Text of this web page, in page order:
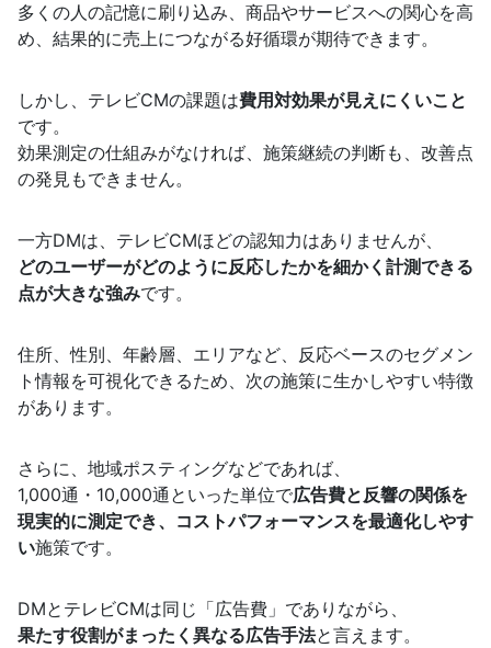
多くの人の記憶に刷り込み、商品やサービスへの関心を高
め、結果的に売上につながる好循環が期待できます。
しかし、テレビCMの課題は費用対効果が見えにくいこと
です。
効果測定の仕組みがなければ、施策継続の判断も、改善点
の発見もできません。
一方DMは、テレビCMほどの認知力はありませんが、
どのユーザーがどのように反応したかを細かく計測できる
点が大きな強みです。
住所、性別、年齢層、エリアなど、反応ベースのセグメン
ト情報を可視化できるため、次の施策に生かしやすい特徴
があります。
さらに、地域ポスティングなどであれば、
1,000通・10,000通といった単位で広告費と反響の関係を
現実的に測定でき、コストパフォーマンスを最適化しやす
い施策です。
DMとテレビCMは同じ「広告費」でありながら、
果たす役割がまったく異なる広告手法と言えます。